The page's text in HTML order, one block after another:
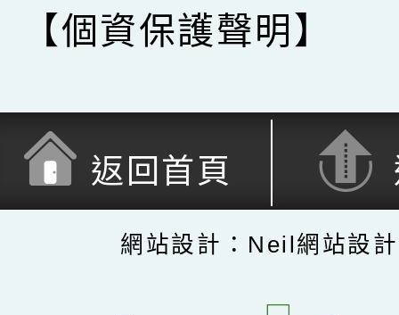
【個資保護聲明】
返回首頁
網站設計：Neil網站設